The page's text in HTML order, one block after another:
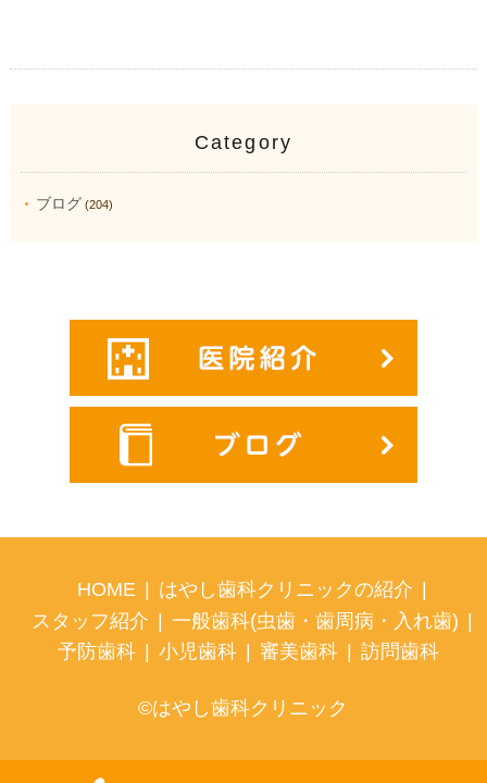
Category
ブログ (204)
HOME はやし歯科クリニックの紹介
スタッフ紹介 | 一般歯科(虫歯・歯周病・入れ歯) |
予防歯科
小児歯科 審美歯科 訪問歯科
©はやし歯科クリニック